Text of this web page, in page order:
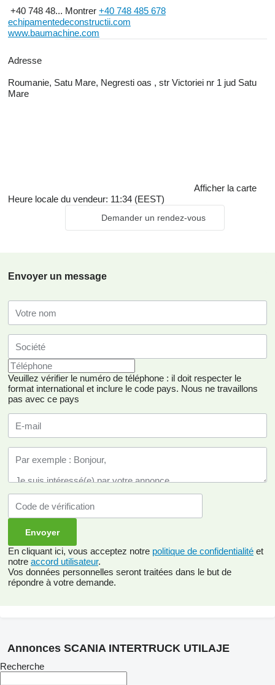
+40 748 48... Montrer +40 748 485 678
echipamentedeconstructii.com
www.baumachine.com
Adresse
Roumanie, Satu Mare, Negresti oas , str Victoriei nr 1 jud Satu
Mare
Afficher la carte
Heure locale du vendeur: 11:34 (EEST)
Demander un rendez-vous
Envoyer un message
Veuillez vérifier le numéro de téléphone : il doit respecter le
format international et inclure le code pays. Nous ne travaillons
pas avec ce pays
En cliquant ici, vous acceptez notre politique de confidentialité et
notre accord utilisateur.
Vos données personnelles seront traitées dans le but de
répondre à votre demande.
Annonces SCANIA INTERTRUCK UTILAJE
Recherche